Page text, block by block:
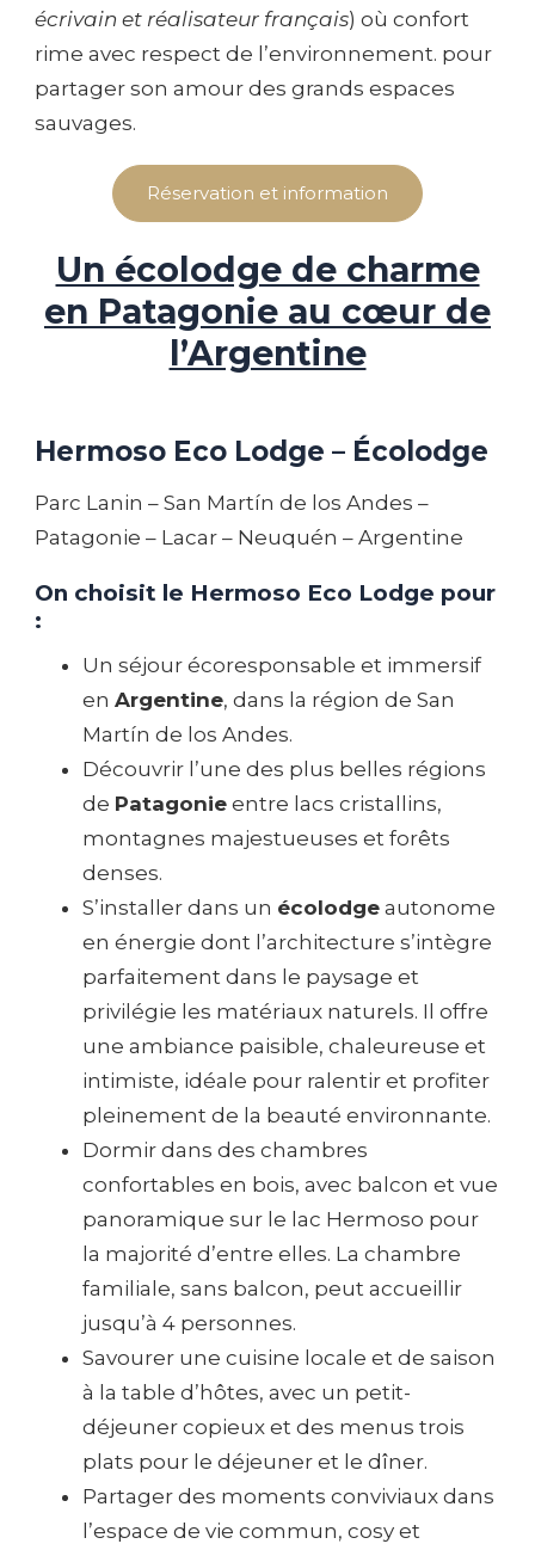
écrivain et réalisateur français) où confort
rime avec respect de l’environnement. pour
partager son amour des grands espaces
sauvages.
Réservation et information
Un écolodge de charme
en Patagonie au cœur de
l’Argentine
Hermoso Eco Lodge – Écolodge
Parc Lanin – San Martín de los Andes –
Patagonie – Lacar – Neuquén – Argentine
On choisit le Hermoso Eco Lodge pour
:
Un séjour écoresponsable et immersif
en Argentine, dans la région de San
Martín de los Andes.
Découvrir l’une des plus belles régions
de Patagonie entre lacs cristallins,
montagnes majestueuses et forêts
denses.
S’installer dans un écolodge autonome
en énergie dont l’architecture s’intègre
parfaitement dans le paysage et
privilégie les matériaux naturels. Il offre
une ambiance paisible, chaleureuse et
intimiste, idéale pour ralentir et profiter
pleinement de la beauté environnante.
Dormir dans des chambres
confortables en bois, avec balcon et vue
panoramique sur le lac Hermoso pour
la majorité d’entre elles. La chambre
familiale, sans balcon, peut accueillir
jusqu’à 4 personnes.
Savourer une cuisine locale et de saison
à la table d’hôtes, avec un petit-
déjeuner copieux et des menus trois
plats pour le déjeuner et le dîner.
Partager des moments conviviaux dans
l’espace de vie commun, cosy et